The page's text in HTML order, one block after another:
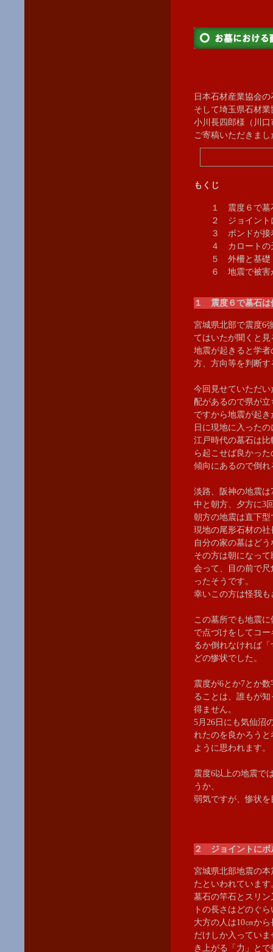
日本石材産業協会
そして埼玉県石材
小川長四郎様（川
ご寄稿いただきま
もくじ
１ 震度６で墓
２ ジョイントに
３ ボンドが接着
４ カロートの天
５ 外柵と基礎
６ 地震で被害が
１ 震度６で墓石は
宮城県北部で震度6
てはいたが聞くと
地震が起きると学
方、方向等を判断
今回見せていただ
配があるので県が
ですから地震が起
日に現地に入った
江戸時代の墓石は
ら起こせば良かっ
傾向にあるので倒
淡路、阪神の地震
中と朝方、夕方に3
朝方の地震は直下
現地の尾形石材の
自分の家の墓はど
その方は朝になっ
会って、目の前で
ったそうです。
幸いこの方は怪我
この墓所でも地震
で点づけをしてコ
るか倒れなければ
どの惨状でした。
震度が6とか7とか
ることは、誰もが
得ません。
5月26日にも気仙沼
れたのを良かろう
ように思われます。
震度6以上の地震で
うか、
弱気ですが、惨状
２ ジョイントにボ
宮城県北部地震の
たといわれていま
墓石の竿石とスリ
トの長さはどのぐ
大方の人は10㎝か
だけしか入ってい
き上がる「力」と